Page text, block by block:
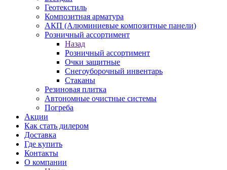
Геотекстиль
Композитная арматура
АКП (Алюминиевые композитные панели)
Розничный ассортимент
Назад
Розничный ассортимент
Очки защитные
Снегоуборочный инвентарь
Стаканы
Резиновая плитка
Автономные очистные системы
Погреба
Акции
Как стать дилером
Доставка
Где купить
Контакты
О компании